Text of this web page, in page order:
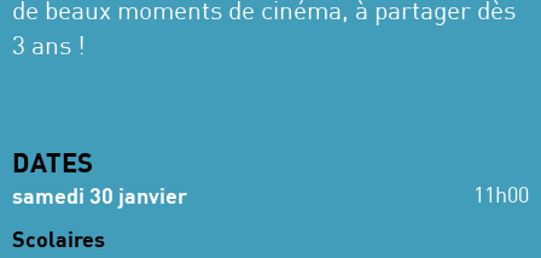
de beaux moments de cinéma, à partager dès
3 ans !
DATES
samedi 30 janvier 11h00
Scolaires